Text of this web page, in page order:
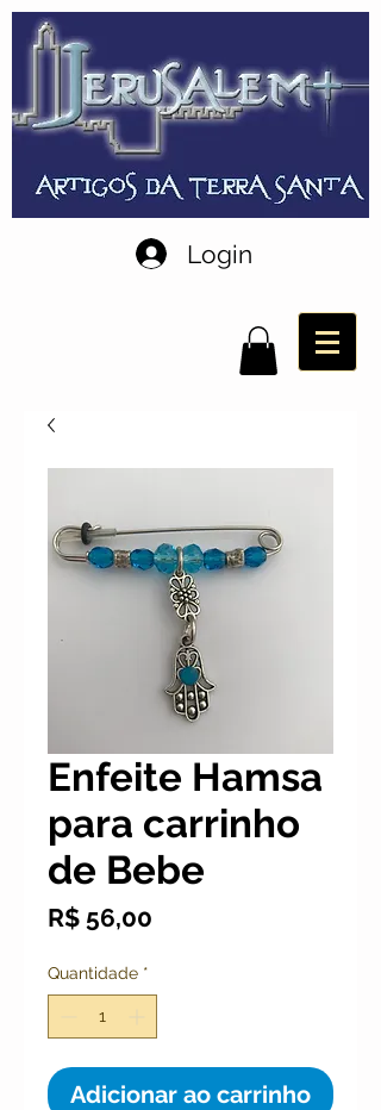
Login
Enfeite Hamsa
para carrinho
de Bebe
R$ 56,00
Quantidade *
Adicionar ao carrinho